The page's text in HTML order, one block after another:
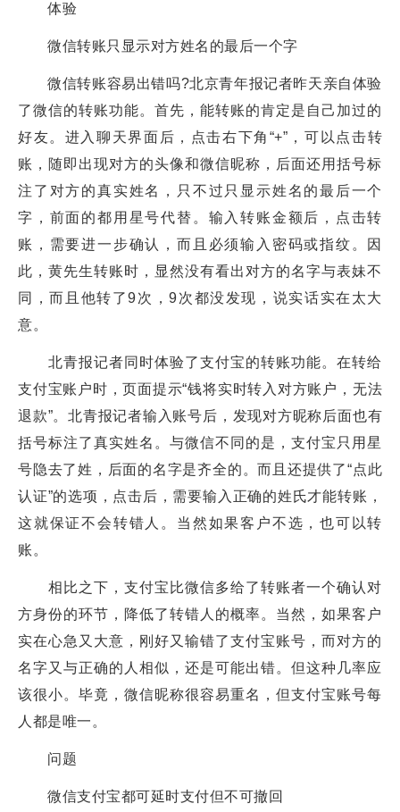
体验
微信转账只显示对方姓名的最后一个字
微信转账容易出错吗?北京青年报记者昨天亲自体验
了微信的转账功能。首先，能转账的肯定是自己加过的
好友。进入聊天界面后，点击右下角“+”，可以点击转
账，随即出现对方的头像和微信昵称，后面还用括号标
注了对方的真实姓名，只不过只显示姓名的最后一个
字，前面的都用星号代替。输入转账金额后，点击转
账，需要进一步确认，而且必须输入密码或指纹。因
此，黄先生转账时，显然没有看出对方的名字与表妹不
同，而且他转了9次，9次都没发现，说实话实在太大
意。
北青报记者同时体验了支付宝的转账功能。在转给
支付宝账户时，页面提示“钱将实时转入对方账户，无法
退款”。北青报记者输入账号后，发现对方昵称后面也有
括号标注了真实姓名。与微信不同的是，支付宝只用星
号隐去了姓，后面的名字是齐全的。而且还提供了“点此
认证”的选项，点击后，需要输入正确的姓氏才能转账，
这就保证不会转错人。当然如果客户不选，也可以转
账。
相比之下，支付宝比微信多给了转账者一个确认对
方身份的环节，降低了转错人的概率。当然，如果客户
实在心急又大意，刚好又输错了支付宝账号，而对方的
名字又与正确的人相似，还是可能出错。但这种几率应
该很小。毕竟，微信昵称很容易重名，但支付宝账号每
人都是唯一。
问题
微信支付宝都可延时支付但不可撤回